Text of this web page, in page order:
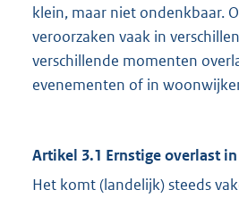
klein, maar niet ondenkbaar.
veroorzaken vaak in
verschillende momenten
evenementen of in
Artikel 3.1 Ernstige overlast
Het komt (landelijk) steeds